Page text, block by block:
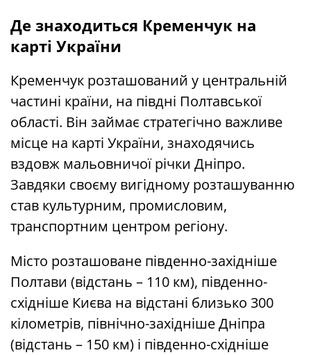
Де знаходиться Кременчук на
карті України
Кременчук розташований у центральній
частині країни, на півдні Полтавської
області. Він займає стратегічно важливе
місце на карті України, знаходячись
вздовж мальовничої річки Дніпро.
Завдяки своєму вигідному розташуванню
став культурним, промисловим,
транспортним центром регіону.
Місто розташоване південно-західніше
Полтави (відстань – 110 км), південно-
східніше Києва на відстані близько 300
кілометрів, північно-західніше Дніпра
(відстань – 150 км) і південно-східніше